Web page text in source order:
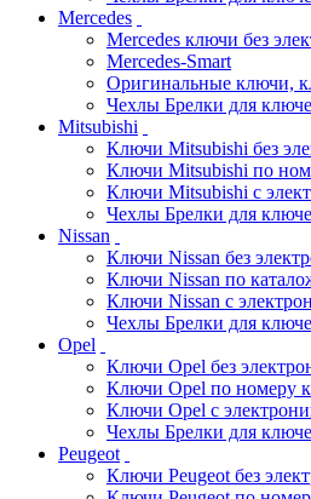
Mercedes
Mercedes ключи без
Mercedes-Smart
Оригинальные ключи,
Чехлы Брелки для
Mitsubishi
Ключи Mitsubishi без
Ключи Mitsubishi по
Ключи Mitsubishi с
Чехлы Брелки для
Nissan
Ключи Nissan без
Ключи Nissan по
Ключи Nissan с
Чехлы Брелки для
Opel
Ключи Opel без
Ключи Opel по номеру
Ключи Opel с
Чехлы Брелки для
Peugeot
Ключи Peugeot без